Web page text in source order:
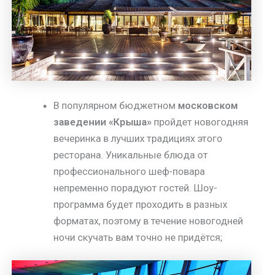
В популярном бюджетном московском
заведении «Крыша» пройдет новогодняя
вечеринка в лучших традициях этого
ресторана. Уникальные блюда от
профессионального шеф-повара
непременно порадуют гостей. Шоу-
программа будет проходить в разных
форматах, поэтому в течение новогодней
ночи скучать вам точно не придётся;